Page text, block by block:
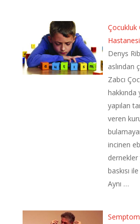
Çocukluk
Denys
aslından
Zabcı
hakkında
yapılan
veren
incinen
baskısı
Aynı …